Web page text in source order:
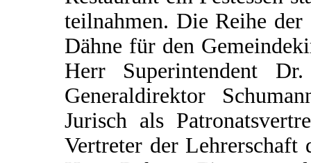
teilnahmen. Die Reihe
Dähne für den
Herr Superintendent
Generaldirektor
Jurisch als
Vertreter der Lehrerschaft